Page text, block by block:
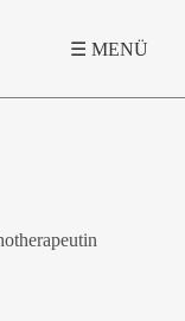
☰ MENÜ